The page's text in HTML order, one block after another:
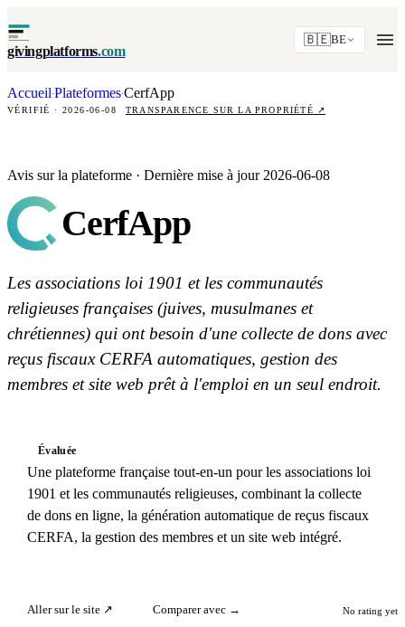
givingplatforms.com
🇧🇪BE
Accueil·Plateformes·CerfApp
VÉRIFIÉ · 2026-06-08 TRANSPARENCE SUR LA PROPRIÉTÉ ↗
Avis sur la plateforme · Dernière mise à jour 2026-06-08
CerfApp
Les associations loi 1901 et les communautés
religieuses françaises (juives, musulmanes et
chrétiennes) qui ont besoin d'une collecte de dons avec
reçus fiscaux CERFA automatiques, gestion des
membres et site web prêt à l'emploi en un seul endroit.
Évaluée
Une plateforme française tout-en-un pour les associations loi
1901 et les communautés religieuses, combinant la collecte
de dons en ligne, la génération automatique de reçus fiscaux
CERFA, la gestion des membres et un site web intégré.
Aller sur le site ↗ Comparer avec → No rating yet